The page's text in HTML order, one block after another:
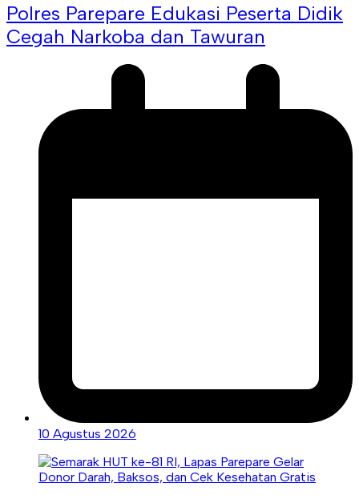
Polres Parepare Edukasi Peserta Didik
Cegah Narkoba dan Tawuran
10 Agustus 2026